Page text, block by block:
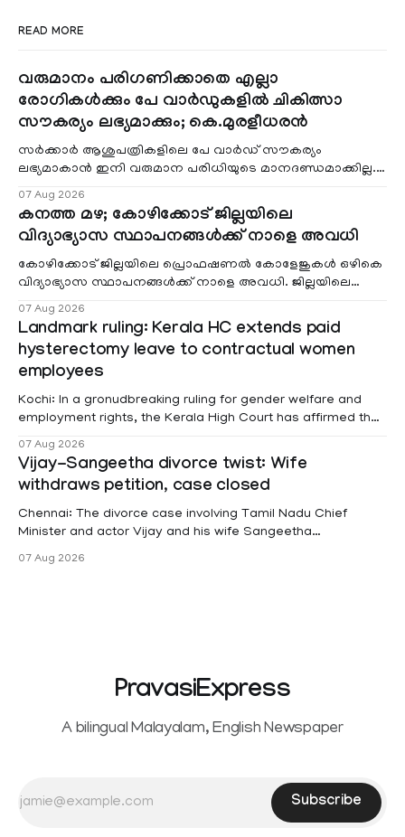
READ MORE
വരുമാനം പരിഗണിക്കാതെ എല്ലാ
രോഗികൾക്കും പേ വാർഡുകളിൽ ചികിത്സാ
സൗകര്യം ലഭ്യമാക്കും; കെ.മുരളീധരൻ
സർക്കാർ ആശുപത്രികളിലെ പേ വാർഡ് സൗകര്യം
ലഭ്യമാകാൻ ഇനി വരുമാന പരിധിയുടെ മാനദണ്ഡമാക്കില്ല.
07 Aug 2026
കനത്ത മഴ; കോഴിക്കോട് ജില്ലയിലെ
വിദ്യാഭ്യാസ സ്ഥാപനങ്ങൾക്ക് നാളെ അവധി
കോഴിക്കോട് ജില്ലയിലെ പ്രൊഫഷണൽ കോളേജുകൾ ഒഴികെ
വിദ്യാഭ്യാസ സ്ഥാപനങ്ങൾക്ക് നാളെ അവധി. ജില്ലയിലെ
07 Aug 2026
Landmark ruling: Kerala HC extends paid
hysterectomy leave to contractual women
employees
Kochi: In a gronudbreaking ruling for gender welfare and
employment rights, the Kerala High Court has affirmed that
projects are eligible for paid medical leave following
hysterectomy surgery under the Kerala Service Rules
(KSR). The court noted that since essential benefits like
maternity
07 Aug 2026
Vijay-Sangeetha divorce twist: Wife
withdraws petition, case closed
Chennai: The divorce case involving Tamil Nadu Chief
Minister and actor Vijay and his wife Sangeetha
Sowrnalingam has taken a new turn after Sangeetha
07 Aug 2026
PravasiExpress
A bilingual Malayalam, English Newspaper
Subscribe